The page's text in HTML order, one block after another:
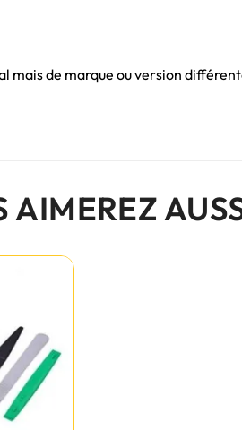
mais de marque ou version
AIMEREZ